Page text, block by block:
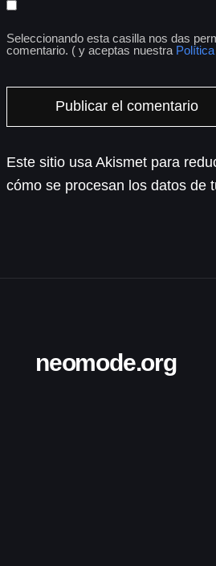
Seleccionando esta casilla nos das
comentario. ( y aceptas nuestra
Este sitio usa Akismet para
cómo se procesan los datos de
neomode.org